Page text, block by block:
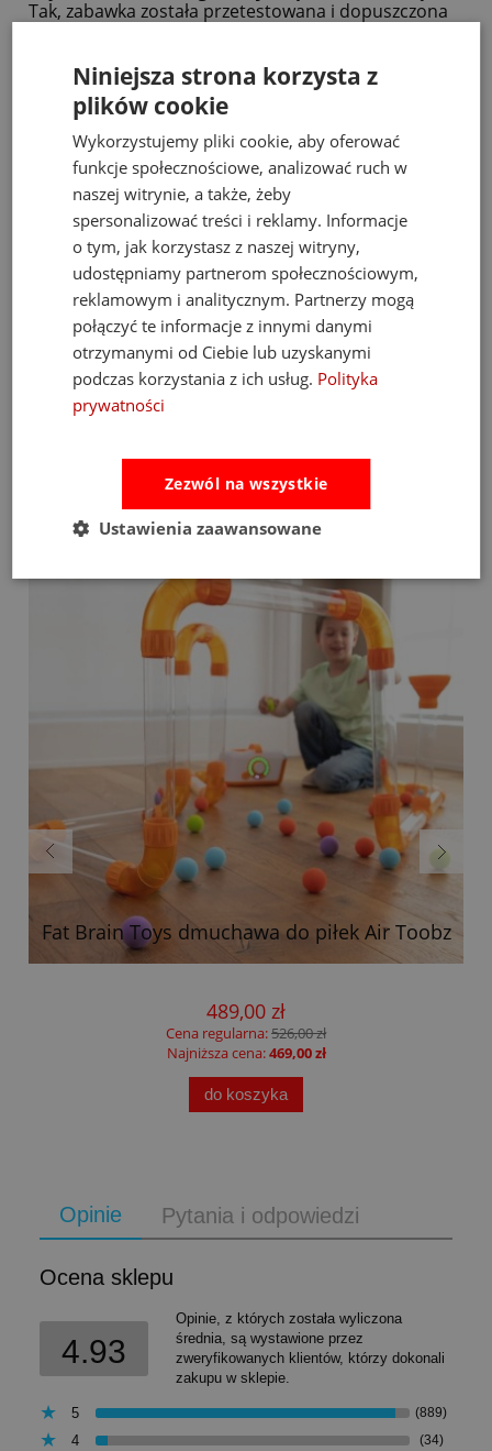
Tak, zabawka została przetestowana i dopuszczona
Czy skrzydełka są przymocowane na stałe?
Tak – są miękkie, bezpieczne i nieodpinane.
Czy można prać ją w pralce?
Nie, zalecane jest pranie ręczne w 30°C i unikanie
suszarki oraz prasowania.
Czy to dobry pomysł na prezent?
Zdecydowanie tak – dzięki romantycznemu
designowi i uniwersalnemu charakterowi to świetny
prezent dla dziecka lub bliskiej osoby.
zabawka Jellycat, pluszowa biedronka, zabawki dla
dzieci od urodzenia, prezent na Walentynki,
maskotka Jellycat Loulou Love Bug, pluszak w
kształcie biedronki, bezpieczna zabawka dla
kolekcjonerskie Jellycat, zabawki z serii Love Bug
Bestsellery
Fat Brain Toys dmuchawa do piłek Air Toobz
489,00 zł
Cena regularna:526,00 zł
Najniższa cena:469,00 zł
do koszyka
Opinie Pytania i odpowiedzi
Ocena sklepu
4.93
Opinie, z których została wyliczona
średnia, są wystawione przez
zweryfikowanych klientów, którzy dokonali
zakupu w sklepie.
5 (889)
4 (34)
Niniejsza strona korzysta z
plików cookie
Wykorzystujemy pliki cookie, aby oferować
funkcje społecznościowe, analizować ruch w
naszej witrynie, a także, żeby
spersonalizować treści i reklamy. Informacje
o tym, jak korzystasz z naszej witryny,
udostępniamy partnerom społecznościowym,
reklamowym i analitycznym. Partnerzy mogą
połączyć te informacje z innymi danymi
otrzymanymi od Ciebie lub uzyskanymi
podczas korzystania z ich usług. Polityka
prywatności
Zezwól na wszystkie
Ustawienia zaawansowane